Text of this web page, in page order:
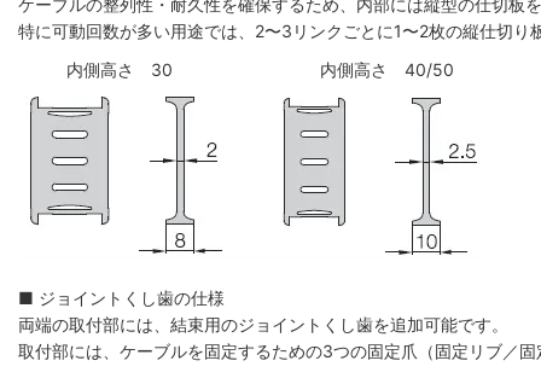
ケーブルの整列性・耐久性を確保するため、内部には縦型の仕切板
特に可動回数が多い用途では、2〜3リンクごとに1〜2枚の縦仕切
内側高さ 30
内側高さ 40/50
■ ジョイントくし歯の仕様
両端の取付部には、結束用のジョイントくし歯を追加可能です。
取付部には、ケーブルを固定するための3つの固定爪（固定リブ／